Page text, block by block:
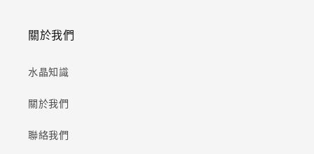
關於我們
水晶知識
關於我們
聯絡我們